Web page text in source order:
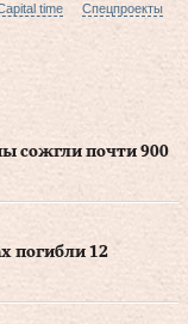
time
Спецпроекты
сожгли почти 900
погибли 12